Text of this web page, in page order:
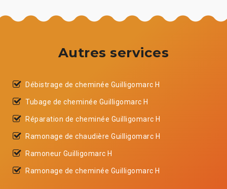
Autres services
Débistrage de cheminée Guilligomarc H
Tubage de cheminée Guilligomarc H
Réparation de cheminée Guilligomarc H
Ramonage de chaudière Guilligomarc H
Ramoneur Guilligomarc H
Ramonage de cheminée Guilligomarc H